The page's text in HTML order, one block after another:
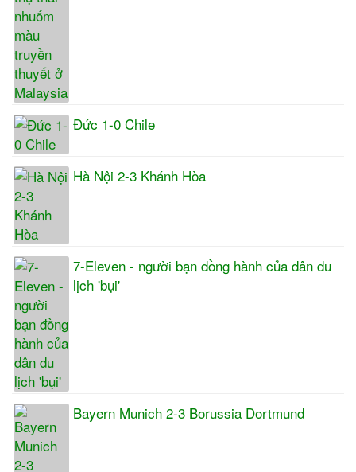
Đức 1-0 Chile
Hà Nội 2-3 Khánh Hòa
7-Eleven - người bạn đồng hành của dân du
lịch 'bụi'
Bayern Munich 2-3 Borussia Dortmund